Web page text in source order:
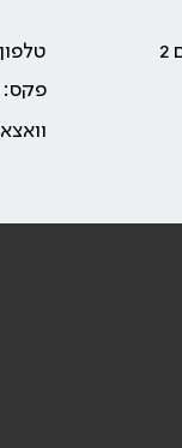
טלפון: 03-
פקס: 03-5753303